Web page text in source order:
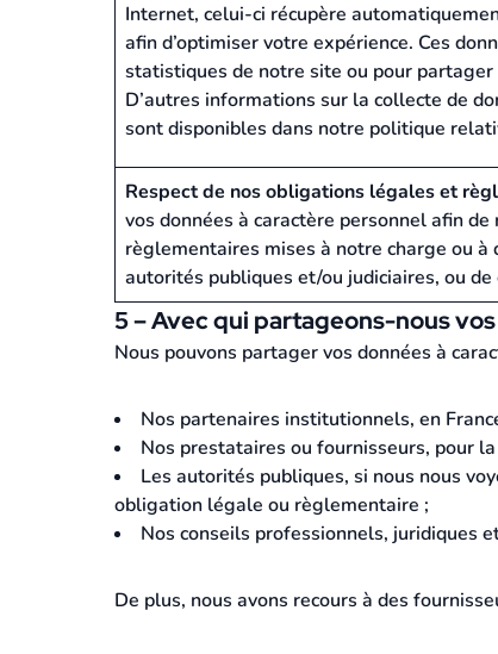
Internet, celui-ci récupère
afin d’optimiser votre expérience. Ces
statistiques de notre site ou pour
D’autres informations sur la collecte de
sont disponibles dans notre politique
Respect de nos obligations légales et
vos données à caractère personnel afin
règlementaires mises à notre charge ou à
autorités publiques et/ou judiciaires, ou
5 – Avec qui partageons-nous
Nous pouvons partager vos données à
Nos partenaires institutionnels, en
Nos prestataires ou fournisseurs, pour
Les autorités publiques, si nous nous
obligation légale ou règlementaire ;
Nos conseils professionnels, juridiques
De plus, nous avons recours à des